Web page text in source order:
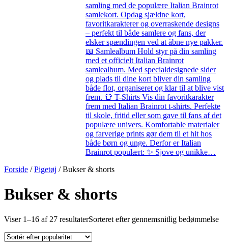
samling med de populære Italian Brainrot
samlekort. Opdag sjældne kort,
favoritkarakterer og overraskende designs
– perfekt til både samlere og fans, der
elsker spændingen ved at åbne nye pakker.
📖 Samlealbum Hold styr på din samling
med et officielt Italian Brainrot
samlealbum. Med specialdesignede sider
og plads til dine kort bliver din samling
både flot, organiseret og klar til at blive vist
frem. 👕 T-Shirts Vis din favoritkarakter
frem med Italian Brainrot t-shirts. Perfekte
til skole, fritid eller som gave til fans af det
populære univers. Komfortable materialer
og farverige prints gør dem til et hit hos
både børn og unge. Derfor er Italian
Brainrot populært: ✨ Sjove og unikke…
Forside /Pigetøj / Bukser & shorts
Bukser & shorts
Viser 1–16 af 27 resultaterSorteret efter gennemsnitlig bedømmelse